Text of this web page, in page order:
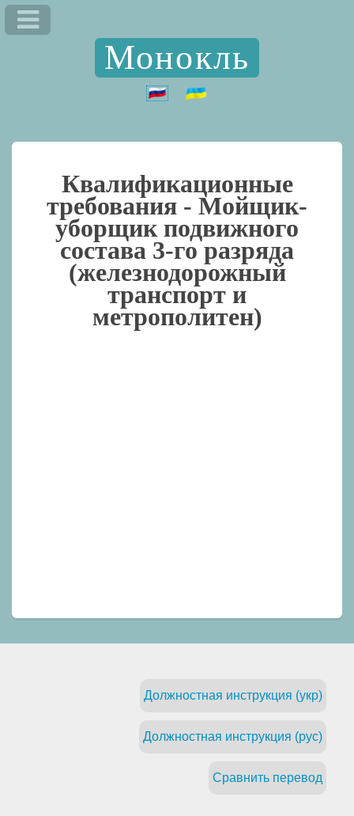
Монокль
Квалификационные
требования - Мойщик-
уборщик подвижного
состава 3-го разряда
(железнодорожный
транспорт и
метрополитен)
Должностная инструкция (укр)
Должностная инструкция (рус)
Сравнить перевод